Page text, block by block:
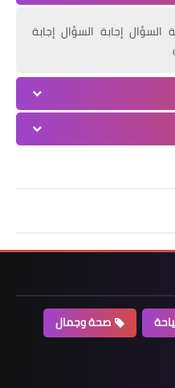
السؤال إجابة السؤال إجابة
صحة وجمال